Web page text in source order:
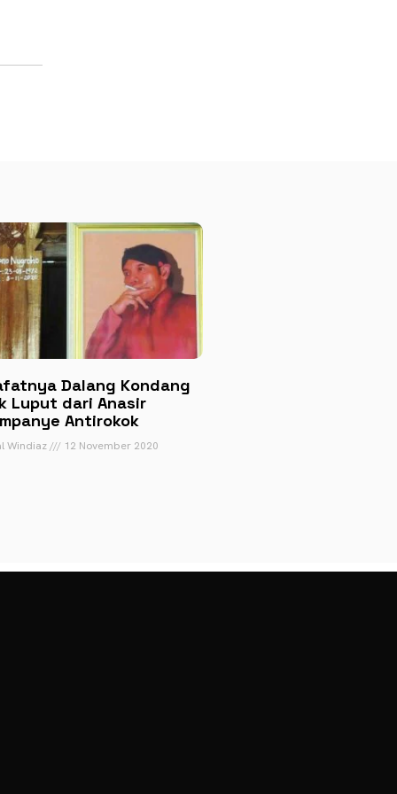
Dalang Kondang
Luput dari Anasir
Antirokok
Windiaz 12 November 2020